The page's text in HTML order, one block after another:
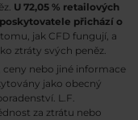
U 72,05 % retailových
přichází o
jak CFD fungují, a
ztráty svých peněz.
ceny nebo jiné informace
jako obecný
L.F.
za ztrátu nebo